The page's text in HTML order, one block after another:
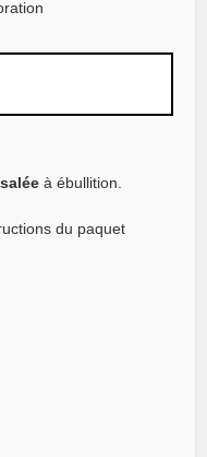
à ébullition.
du paquet